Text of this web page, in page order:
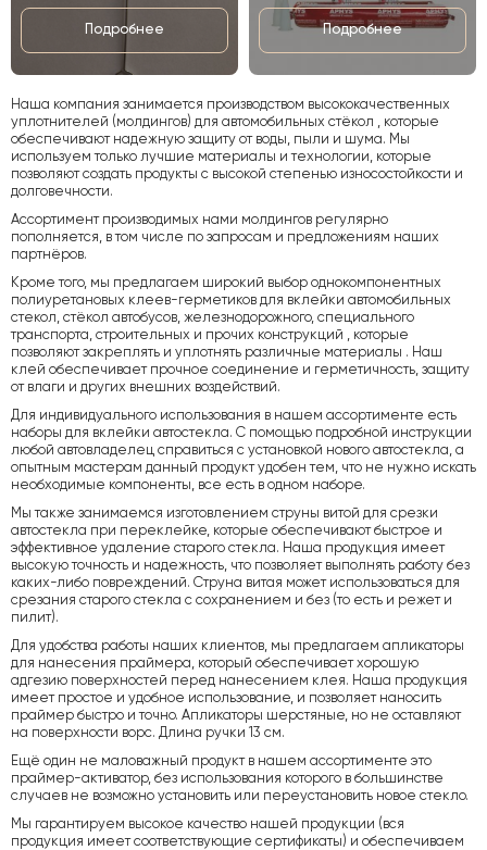
Подробнее Подробнее
Наша компания занимается производством высококачественных
уплотнителей (молдингов) для автомобильных стёкол , которые
обеспечивают надежную защиту от воды, пыли и шума. Мы
используем только лучшие материалы и технологии, которые
позволяют создать продукты с высокой степенью износостойкости и
долговечности.
Ассортимент производимых нами молдингов регулярно
пополняется, в том числе по запросам и предложениям наших
партнёров.
Кроме того, мы предлагаем широкий выбор однокомпонентных
полиуретановых клеев-герметиков для вклейки автомобильных
стекол, стёкол автобусов, железнодорожного, специального
транспорта, строительных и прочих конструкций , которые
позволяют закреплять и уплотнять различные материалы . Наш
клей обеспечивает прочное соединение и герметичность, защиту
от влаги и других внешних воздействий.
Для индивидуального использования в нашем ассортименте есть
наборы для вклейки автостекла. С помощью подробной инструкции
любой автовладелец справиться с установкой нового автостекла, а
опытным мастерам данный продукт удобен тем, что не нужно искать
необходимые компоненты, все есть в одном наборе.
Мы также занимаемся изготовлением струны витой для срезки
автостекла при переклейке, которые обеспечивают быстрое и
эффективное удаление старого стекла. Наша продукция имеет
высокую точность и надежность, что позволяет выполнять работу без
каких-либо повреждений. Струна витая может использоваться для
срезания старого стекла с сохранением и без (то есть и режет и
пилит).
Для удобства работы наших клиентов, мы предлагаем апликаторы
для нанесения праймера, который обеспечивает хорошую
адгезию поверхностей перед нанесением клея. Наша продукция
имеет простое и удобное использование, и позволяет наносить
праймер быстро и точно. Апликаторы шерстяные, но не оставляют
на поверхности ворс. Длина ручки 13 см.
Ещё один не маловажный продукт в нашем ассортименте это
праймер-активатор, без использования которого в большинстве
случаев не возможно установить или переустановить новое стекло.
Мы гарантируем высокое качество нашей продукции (вся
продукция имеет соответствующие сертификаты) и обеспечиваем